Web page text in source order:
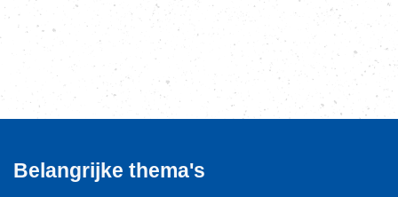
Belangrijke thema's